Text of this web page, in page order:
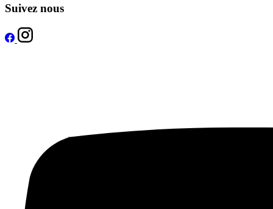
Suivez nous